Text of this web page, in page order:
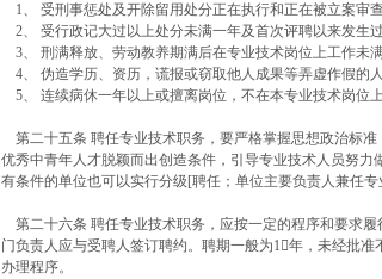
1、 受刑事惩处及开除留用处分正在执行和正在被立案审
2、 受行政记大过以上处分未满一年及首次评聘以来发生
3、 刑满释放、劳动教养期满后在专业技术岗位上工作未
4、 伪造学历、资历，谎报或窃取他人成果等弄虚作假的人
5、 连续病休一年以上或擅离岗位，不在本专业技术岗位
第二十五条 聘任专业技术职务，要严格掌握思想政治标
优秀中青年人才脱颖而出创造条件，引导专业技术人员努
有条件的单位也可以实行分级[聘任；单位主要负责人兼任专
第二十六条 聘任专业技术职务，应按一定的程序和要求
门负责人应与受聘人签订聘约。聘期一般为1𔃋年，未经批
办理程序。